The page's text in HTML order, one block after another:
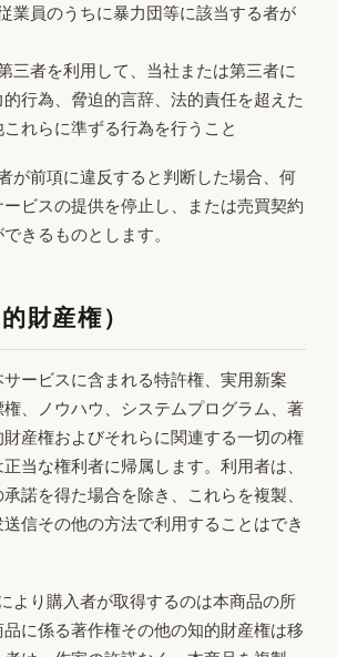
業員のうちに暴力団等に該当する者が
三者を利用して、当社または第三者に
行為、脅迫的言辞、法的責任を超えた
れらに準ずる行為を行うこと
が前項に違反すると判断した場合、何
ビスの提供を停止し、または売買契約
きるものとします。
財産権）
ービスに含まれる特許権、実用新案
、ノウハウ、システムプログラム、著
産権およびそれらに関連する一切の権
当な権利者に帰属します。利用者は、
諾を得た場合を除き、これらを複製、
信その他の方法で利用することはでき
より購入者が取得するのは本商品の所
に係る著作権その他の知的財産権は移